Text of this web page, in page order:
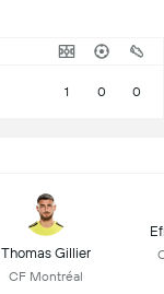
1 0 0
Thomas Gillier
CF Montréal